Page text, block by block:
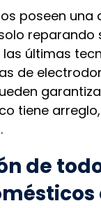
poseen una
reparando
últimas
de
tiene
de